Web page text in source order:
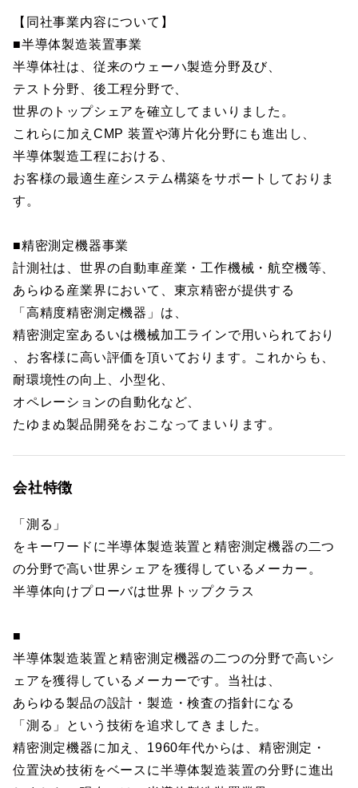
【同社事業内容について】
■半導体製造装置事業
半導体社は、従来のウェーハ製造分野及び、
テスト分野、後工程分野で、
世界のトップシェアを確立してまいりました。
これらに加えCMP 装置や薄片化分野にも進出し、
半導体製造工程における、
お客様の最適生産システム構築をサポートしておりま
す。
■精密測定機器事業
計測社は、世界の自動車産業・工作機械・航空機等、
あらゆる産業界において、東京精密が提供する
「高精度精密測定機器」は、
精密測定室あるいは機械加工ラインで用いられており
、お客様に高い評価を頂いております。これからも、
耐環境性の向上、小型化、
オペレーションの自動化など、
たゆまぬ製品開発をおこなってまいります。
会社特徴
「測る」
をキーワードに半導体製造装置と精密測定機器の二つ
の分野で高い世界シェアを獲得しているメーカー。
半導体向けプローバは世界トップクラス
■
半導体製造装置と精密測定機器の二つの分野で高いシ
ェアを獲得しているメーカーです。当社は、
あらゆる製品の設計・製造・検査の指針になる
「測る」という技術を追求してきました。
精密測定機器に加え、1960年代からは、精密測定・
位置決め技術をベースに半導体製造装置の分野に進出